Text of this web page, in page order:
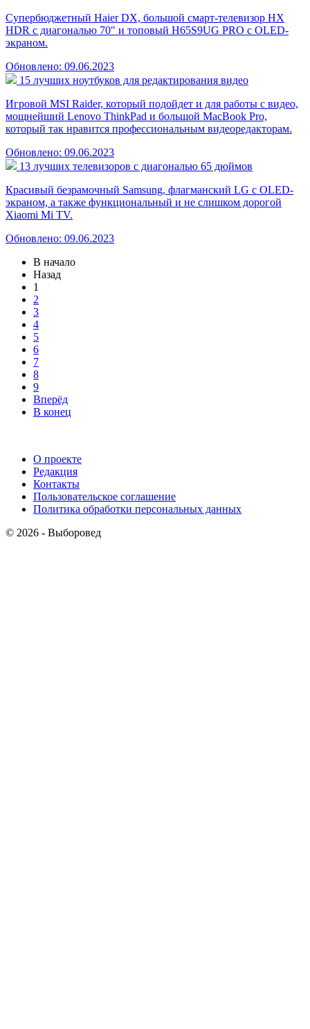
Супербюджетный Haier DX, большой смарт-телевизор HX
HDR с диагональю 70″ и топовый H65S9UG PRO с OLED-
экраном.
Обновлено: 09.06.2023
15 лучших ноутбуков для редактирования видео
Игровой MSI Raider, который подойдет и для работы с видео,
мощнейший Lenovo ThinkPad и большой MacBook Pro,
который так нравится профессиональным видеоредакторам.
Обновлено: 09.06.2023
13 лучших телевизоров с диагональю 65 дюймов
Красивый безрамочный Samsung, флагманский LG с OLED-
экраном, а также функциональный и не слишком дорогой
Xiaomi Mi TV.
Обновлено: 09.06.2023
В начало
Назад
1
2
3
4
5
6
7
8
9
Вперёд
В конец
О проекте
Редакция
Контакты
Пользовательское соглашение
Политика обработки персональных данных
© 2026 - Выборовед